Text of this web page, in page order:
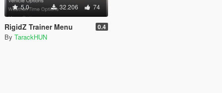
5.0 32.206 74
RigidZ Trainer Menu 0.4
By TarackHUN